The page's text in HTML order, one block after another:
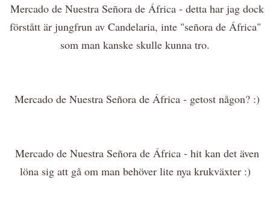
Mercado de Nuestra Señora de África - detta har jag dock
förstått är jungfrun av Candelaria, inte "señora de África"
som man kanske skulle kunna tro.
Mercado de Nuestra Señora de África - getost någon? :)
Mercado de Nuestra Señora de África - hit kan det även
löna sig att gå om man behöver lite nya krukväxter :)